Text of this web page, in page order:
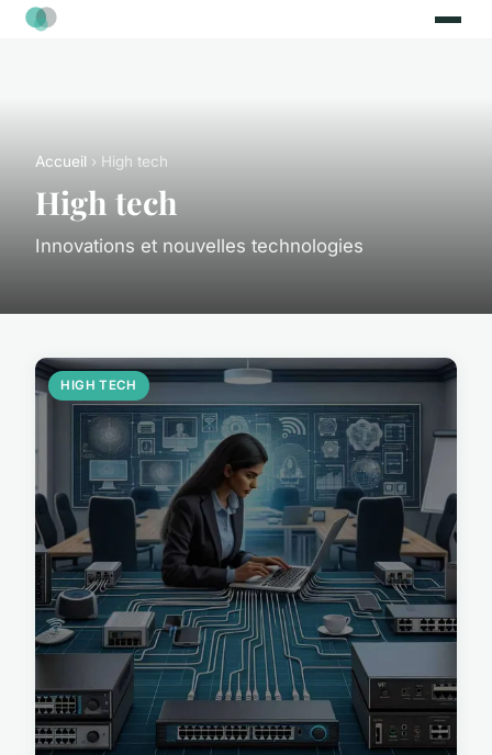
Accueil › High tech
High tech
Innovations et nouvelles technologies
HIGH TECH